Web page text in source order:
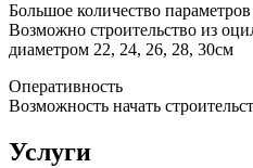
Большое количество
Возможно строительство из
диаметром 22, 24, 26, 28, 30см
Оперативность
Возможность начать
Услуги